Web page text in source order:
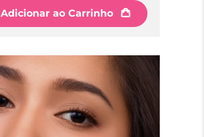
Adicionar ao Carrinho